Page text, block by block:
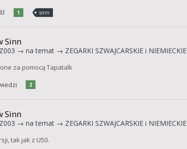
1 sinn
Sinn
→ na temat → ZEGARKI SZWAJCARSKIE i NIEMIECKIE
za pomocą Tapatalk
2
Sinn
→ na temat → ZEGARKI SZWAJCARSKIE i NIEMIECKIE
tak jak z U50.